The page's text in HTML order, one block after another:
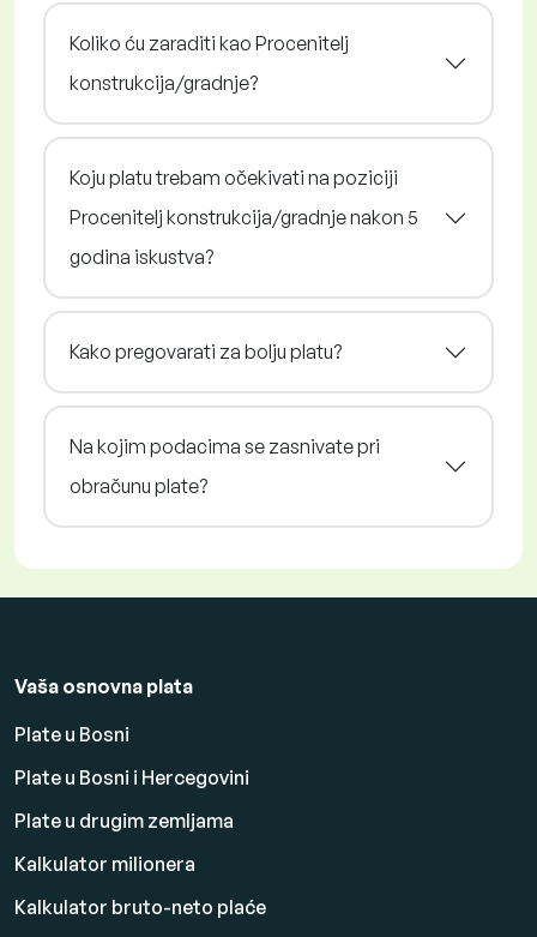
Koliko ću zaraditi kao Procenitelj
konstrukcija/gradnje?
Koju platu trebam očekivati na poziciji
Procenitelj konstrukcija/gradnje nakon 5
godina iskustva?
Kako pregovarati za bolju platu?
Na kojim podacima se zasnivate pri
obračunu plate?
Vaša osnovna plata
Plate u Bosni
Plate u Bosni i Hercegovini
Plate u drugim zemljama
Kalkulator milionera
Kalkulator bruto-neto plaće